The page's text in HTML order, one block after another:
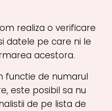
realiza o verificare
datele pe care ni le
acestora.
functie de numarul
este posibil sa nu
de pe lista de